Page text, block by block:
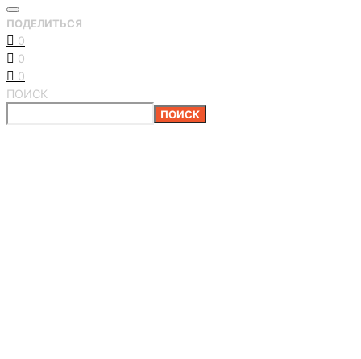
ПОДЕЛИТЬСЯ
0
0
0
ПОИСК
ПОИСК